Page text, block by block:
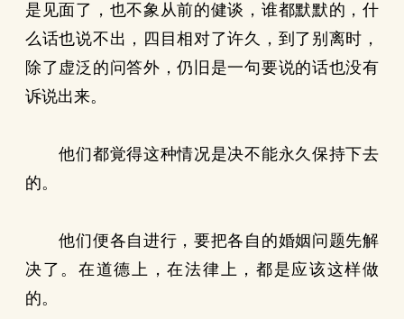
是见面了，也不象从前的健谈，谁都默默的，什
么话也说不出，四目相对了许久，到了别离时，
除了虚泛的问答外，仍旧是一句要说的话也没有
诉说出来。
他们都覚得这种情况是决不能永久保持下去
的。
他们便各自进行，要把各自的婚姻问题先解
决了。在道德上，在法律上，都是应该这样做
的。